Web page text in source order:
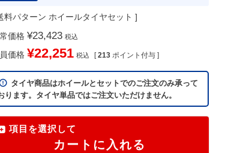
料パターン ホイールタイヤセット
価格 ¥23,423 税込
価格 ¥22,251 税込 [ 213 ポイント付与 ]
タイヤ商品はホイールとセットでのご注文のみ承って
ります。タイヤ単品ではご注文いただけません。
項目を選択して
カートに入れる